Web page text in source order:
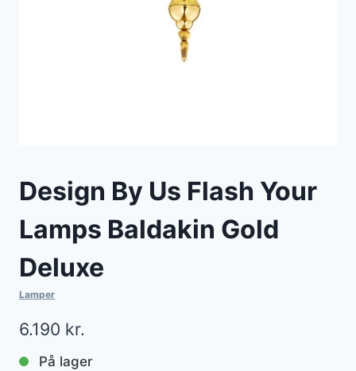
Design By Us Flash Your
Lamps Baldakin Gold
Deluxe
Lamper
6.190 kr.
På lager